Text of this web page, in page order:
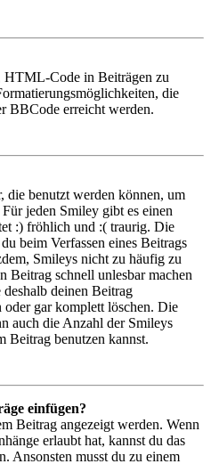
HTML-Code in Beiträgen zu
die
BBCode erreicht werden.
die benutzt werden können, um
jeden Smiley gibt es einen
:) fröhlich und :( traurig. Die
beim Verfassen eines Beitrags
Smileys nicht zu häufig zu
Beitrag schnell unlesbar machen
deinen Beitrag
oder gar komplett löschen. Die
auch die Anzahl der Smileys
Beitrag benutzen kannst.
einfügen?
Beitrag angezeigt werden. Wenn
erlaubt hat, kannst du das
Ansonsten musst du zu einem